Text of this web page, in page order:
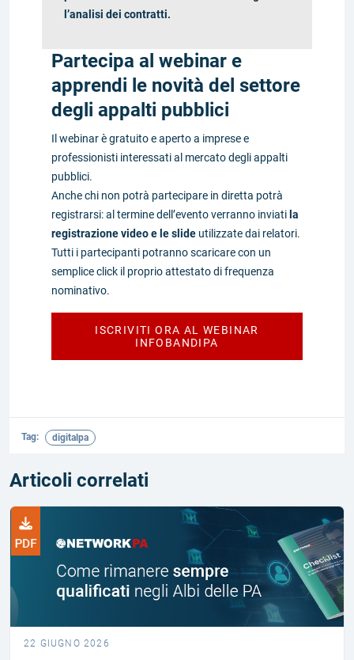
l’analisi dei contratti.
Partecipa al webinar e
apprendi le novità del settore
degli appalti pubblici
Il webinar è gratuito e aperto a imprese e
professionisti interessati al mercato degli appalti
pubblici.
Anche chi non potrà partecipare in diretta potrà
registrarsi: al termine dell’evento verranno inviati la
registrazione video e le slide utilizzate dai relatori.
Tutti i partecipanti potranno scaricare con un
semplice click il proprio attestato di frequenza
nominativo.
ISCRIVITI ORA AL WEBINAR
INFOBANDIPA
Tag:
Articoli correlati
22 GIUGNO 2026